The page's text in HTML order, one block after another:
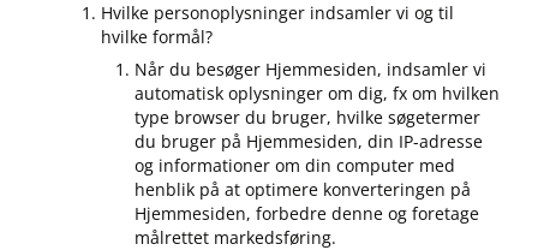
Hvilke personoplysninger indsamler vi og til
hvilke formål?
Når du besøger Hjemmesiden, indsamler vi
automatisk oplysninger om dig, fx om hvilken
type browser du bruger, hvilke søgetermer
du bruger på Hjemmesiden, din IP-adresse
og informationer om din computer med
henblik på at optimere konverteringen på
Hjemmesiden, forbedre denne og foretage
målrettet markedsføring.